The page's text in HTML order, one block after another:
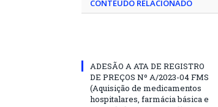
CONTEÚDO RELACIONADO
ADESÃO A ATA DE REGISTRO
DE PREÇOS Nº A/2023-04 FMS
(Aquisição de medicamentos
hospitalares, farmácia básica e